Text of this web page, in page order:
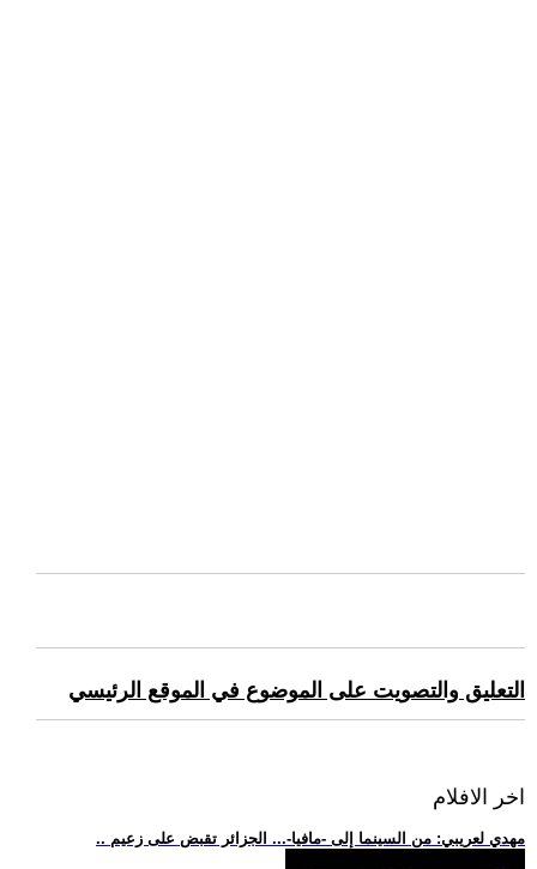
التعليق والتصويت على الموضوع في الموقع الرئيسي
اخر الافلام
.. مهدي لعريبي: من السينما إلى -مافيا-... الجزائر تقبض على زعيم